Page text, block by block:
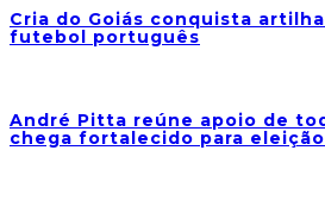
Cria do Goiás conquista
futebol português
André Pitta reúne apoio de
chega fortalecido para eleição